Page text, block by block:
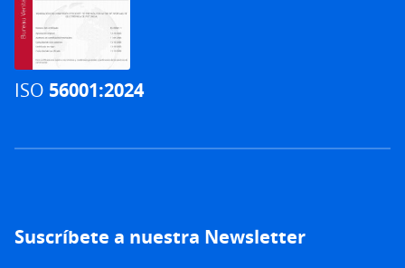
ISO 56001:2024
Suscríbete a nuestra Newsletter